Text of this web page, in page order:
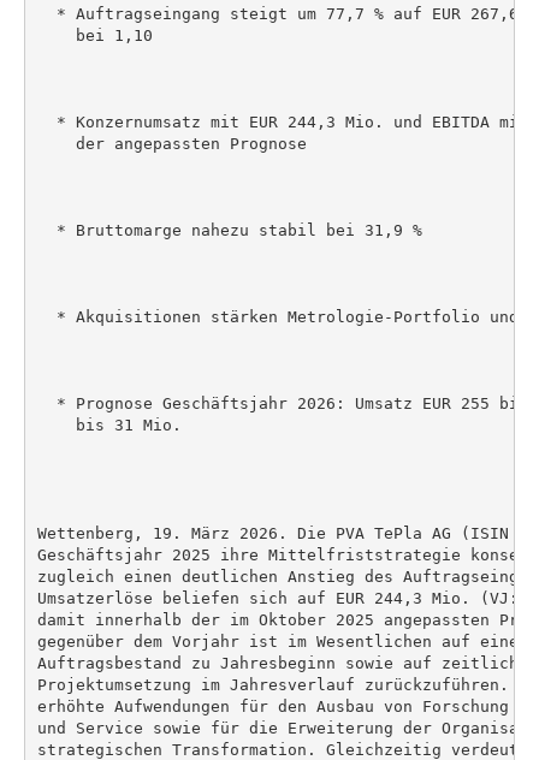
* Auftragseingang steigt um 77,7 % auf EUR 267,6
    bei 1,10
* Konzernumsatz mit EUR 244,3 Mio. und EBITDA mit
    der angepassten Prognose
  * Bruttomarge nahezu stabil bei 31,9 %
* Akquisitionen stärken Metrologie-Portfolio und
* Prognose Geschäftsjahr 2026: Umsatz EUR 255 bis
    bis 31 Mio.
Wettenberg, 19. März 2026. Die PVA TePla AG (ISIN
Geschäftsjahr 2025 ihre Mittelfriststrategie
zugleich einen deutlichen Anstieg des
Umsatzerlöse beliefen sich auf EUR 244,3 Mio. (VJ:
damit innerhalb der im Oktober 2025 angepassten
gegenüber dem Vorjahr ist im Wesentlichen auf einen
Auftragsbestand zu Jahresbeginn sowie auf zeitliche
Projektumsetzung im Jahresverlauf zurückzuführen.
erhöhte Aufwendungen für den Ausbau von Forschung
und Service sowie für die Erweiterung der
strategischen Transformation. Gleichzeitig